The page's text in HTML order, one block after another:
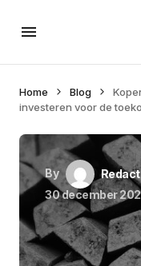
Home Blog
investeren voor de
By
30 december